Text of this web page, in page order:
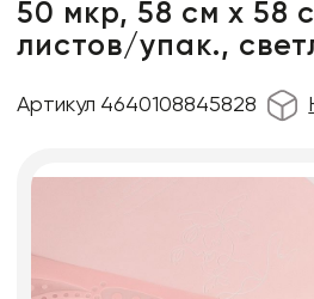
Лента
Товары для флористов
Свечи
50 мкр, 58 см х 58
листов/упак.,
Артикул 4640108845828